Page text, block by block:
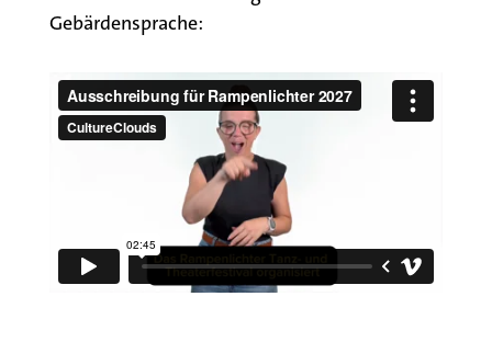
Gebärdensprache: